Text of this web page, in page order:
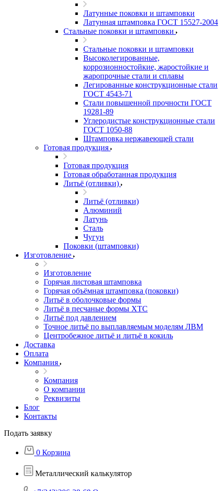
Латунные поковки и штамповки
Латунная штамповка ГОСТ 15527-2004
Стальные поковки и штамповки
Стальные поковки и штамповки
Высоколегированные,
коррозионностойкие, жаростойкие и
жаропрочные стали и сплавы
Легированные конструкционные стали
ГОСТ 4543-71
Стали повышенной прочности ГОСТ
19281-89
Углеродистые конструкционные стали
ГОСТ 1050-88
Штамповка нержавеющей стали
Готовая продукция
Готовая продукция
Готовая обработанная продукция
Литьё (отливки)
Литьё (отливки)
Алюминий
Латунь
Сталь
Чугун
Поковки (штамповки)
Изготовление
Изготовление
Горячая листовая штамповка
Горячая объёмная штамповка (поковки)
Литьё в оболочковые формы
Литьё в песчаные формы ХТС
Литьё под давлением
Точное литьё по выплавляемым моделям ЛВМ
Центробежное литьё и литьё в кокиль
Доставка
Оплата
Компания
Компания
О компании
Реквизиты
Блог
Контакты
Подать заявку
0 Корзина
Металлический калькулятор